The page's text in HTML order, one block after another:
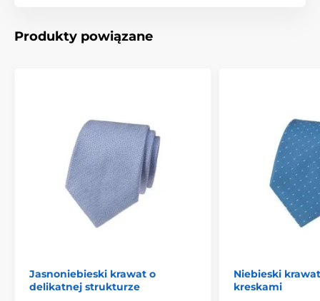
Produkty powiązane
Jasnoniebieski krawat o
delikatnej strukturze
Niebieski
kreskami